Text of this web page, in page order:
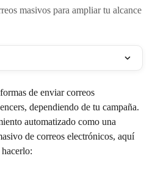
masivos para ampliar tu alcance
de enviar correos
dependiendo de tu campaña.
automatizado como una
de correos electrónicos, aquí